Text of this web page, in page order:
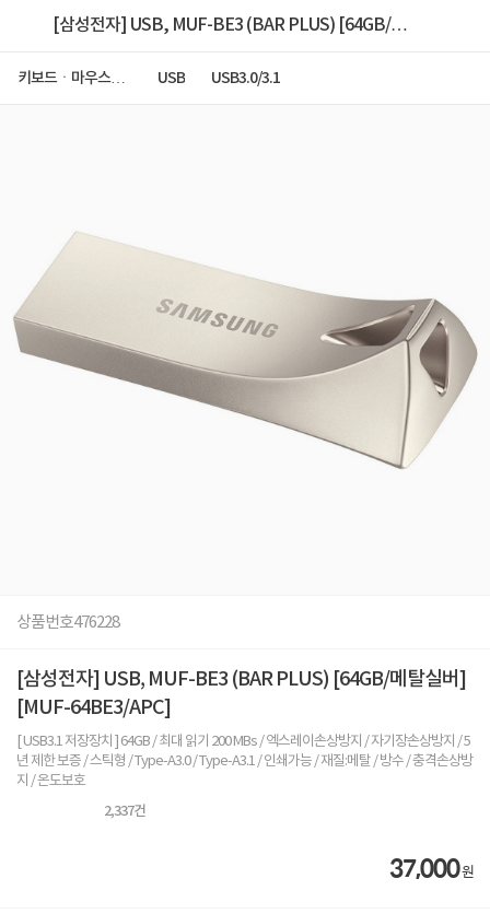
[삼성전자] USB, MUF-BE3 (BAR PLUS) [64GB/메
키보드ㆍ마우스ㆍ
USB USB3.0/3.1
상품번호476228
[삼성전자] USB, MUF-BE3 (BAR PLUS) [64GB/메탈실버]
[MUF-64BE3/APC]
[ USB3.1 저장장치 ] 64GB / 최대 읽기 200 MBs / 엑스레이손상방지 / 자기장손상방지 / 5
년 제한 보증 / 스틱형 / Type-A3.0 / Type-A3.1 / 인쇄가능 / 재질:메탈 / 방수 / 충격손상방
지 / 온도보호
2,337건
37,000원